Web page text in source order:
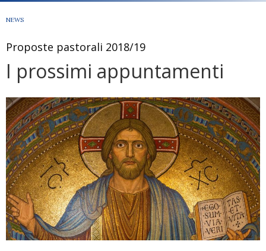
NEWS
Proposte pastorali 2018/19
I prossimi appuntamenti